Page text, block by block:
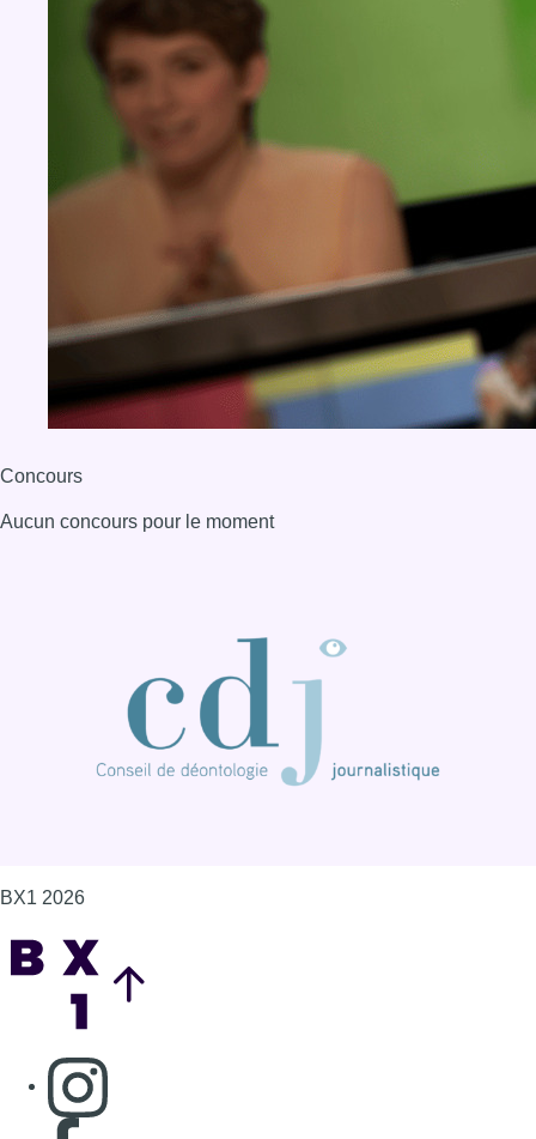
Concours
Aucun concours pour le moment
BX1 2026
Consulter page Instagram
Consulter page Facebook